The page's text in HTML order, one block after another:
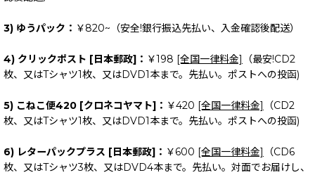
3) ゆうパック： ￥820~（安全!銀行振込先払い、入金確認後配送）
4) クリックポスト [日本郵政]： ￥198 [全国一律料金]
（最安!CD2
枚、又はTシャツ1枚、又はDVD1本まで。先払い。ポストへの投函)
5) こねこ便420 [クロネコヤマト]： ￥420 [全国一律料金]
（CD2
枚、又はTシャツ1枚、又はDVD1本まで。先払い。ポストへの投函)
6) レターパックプラス [日本郵政]： ￥600 [全国一律料金]
（CD6
枚、又はTシャツ3枚、又はDVD4本まで。先払い。対面でお届けし、